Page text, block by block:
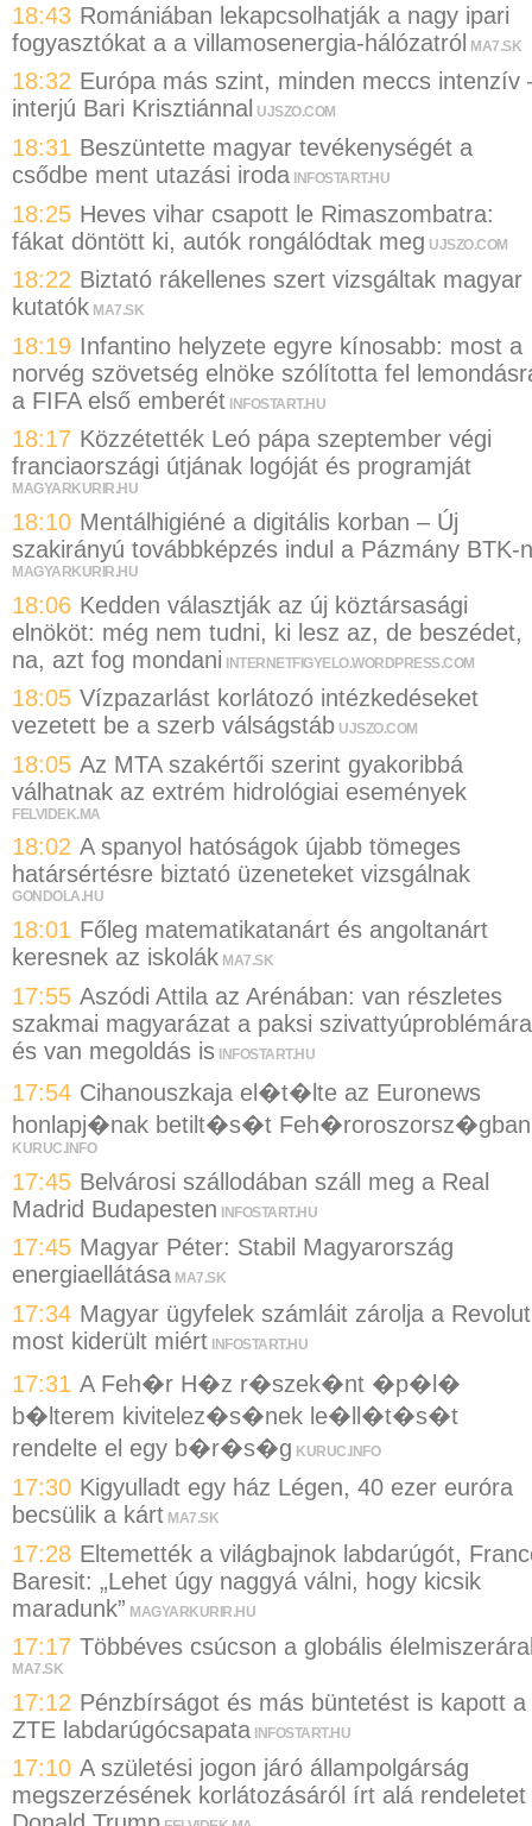
18:43 Romániában lekapcsolhatják a nagy ipari
fogyasztókat a a villamosenergia-hálózatról MA7.SK
18:32 Európa más szint, minden meccs intenzív
interjú Bari Krisztiánnal UJSZO.COM
18:31 Beszüntette magyar tevékenységét a
csődbe ment utazási iroda INFOSTART.HU
18:25 Heves vihar csapott le Rimaszombatra:
fákat döntött ki, autók rongálódtak meg UJSZO.COM
18:22 Biztató rákellenes szert vizsgáltak magyar
kutatók MA7.SK
18:19 Infantino helyzete egyre kínosabb: most a
norvég szövetség elnöke szólította fel
a FIFA első emberét INFOSTART.HU
18:17 Közzétették Leó pápa szeptember végi
franciaországi útjának logóját és programját
MAGYARKURIR.HU
18:10 Mentálhigiéné a digitális korban – Új
szakirányú továbbképzés indul a Pázmány BTK-n
MAGYARKURIR.HU
18:06 Kedden választják az új köztársasági
elnököt: még nem tudni, ki lesz az, de beszédet,
na, azt fog mondani INTERNETFIGYELO.WORDPRESS.COM
18:05 Vízpazarlást korlátozó intézkedéseket
vezetett be a szerb válságstáb UJSZO.COM
18:05 Az MTA szakértői szerint gyakoribbá
válhatnak az extrém hidrológiai események
FELVIDEK.MA
18:02 A spanyol hatóságok újabb tömeges
határsértésre biztató üzeneteket vizsgálnak
GONDOLA.HU
18:01 Főleg matematikatanárt és angoltanárt
keresnek az iskolák MA7.SK
17:55 Aszódi Attila az Arénában: van részletes
szakmai magyarázat a paksi
és van megoldás is INFOSTART.HU
17:54 Cihanouszkaja el�t�lte az Euronews
honlapj�nak betilt�s�t Feh�roroszorsz�gban
KURUC.INFO
17:45 Belvárosi szállodában száll meg a Real
Madrid Budapesten INFOSTART.HU
17:45 Magyar Péter: Stabil Magyarország
energiaellátása MA7.SK
17:34 Magyar ügyfelek számláit zárolja a
most kiderült miért INFOSTART.HU
17:31 A Feh�r H�z r�szek�nt �p�l�
b�lterem kivitelez�s�nek le�ll�t�s�t
rendelte el egy b�r�s�g KURUC.INFO
17:30 Kigyulladt egy ház Légen, 40 ezer euróra
becsülik a kárt MA7.SK
17:28 Eltemették a világbajnok labdarúgót,
Baresit: „Lehet úgy naggyá válni, hogy kicsik
maradunk” MAGYARKURIR.HU
17:17 Többéves csúcson a globális
MA7.SK
17:12 Pénzbírságot és más büntetést is kapott a
ZTE labdarúgócsapata INFOSTART.HU
17:10 A születési jogon járó állampolgárság
megszerzésének korlátozásáról írt alá rendeletet